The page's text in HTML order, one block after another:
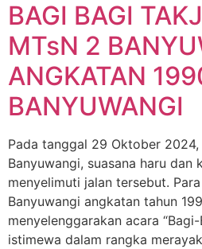
BAGI BAGI
MTsN 2
ANGKATAN
BANYUWANGI
Pada tanggal 29 Oktober
Banyuwangi, suasana haru dan
menyelimuti jalan tersebut.
Banyuwangi angkatan tahun
menyelenggarakan acara
istimewa dalam rangka